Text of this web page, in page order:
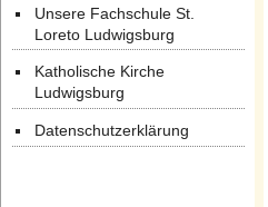
Unsere Fachschule St.
Loreto Ludwigsburg
Katholische Kirche
Ludwigsburg
Datenschutzerklärung